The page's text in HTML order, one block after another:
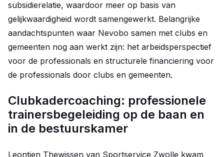
subsidierelatie, waardoor meer op basis van
gelijkwaardigheid wordt samengewerkt. Belangrijke
aandachtspunten waar Nevobo samen met clubs en
gemeenten nog aan werkt zijn: het arbeidsperspectief
voor de professionals en structurele financiering voor
de professionals door clubs en gemeenten.
Clubkadercoaching: professionele
trainersbegeleiding op de baan en
in de bestuurskamer
Leontien Thewissen van Sportservice Zwolle kwam